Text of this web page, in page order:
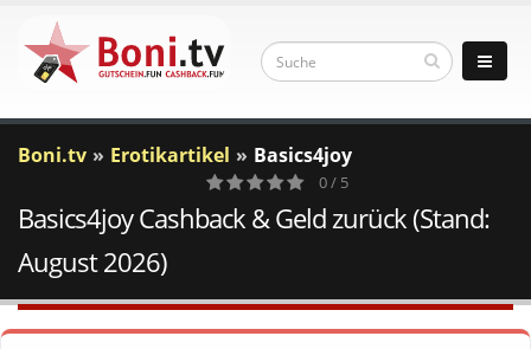
Boni.tv Erotikartikel Basics4joy
0
Votes
0 / 5
Basics4joy Cashback & Geld zurück (Stand:
August 2026)